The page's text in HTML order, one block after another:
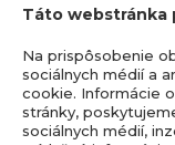
Táto webstránka
Na prispôsobenie
sociálnych médií a
cookie. Informácie
stránky,
sociálnych médií,